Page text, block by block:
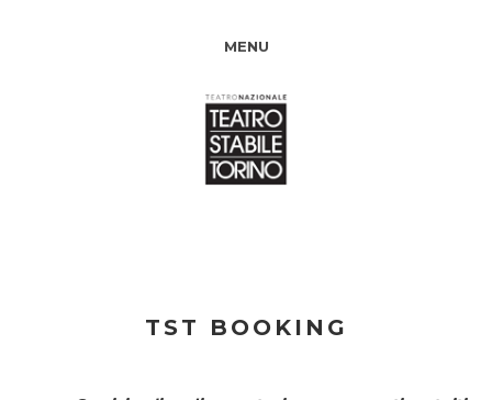
MENU
TST BOOKING